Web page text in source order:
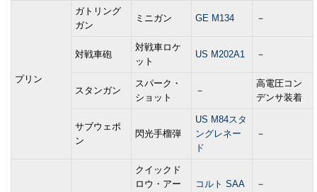
プリン
ガトリング
ガン
ミニガン GE M134 －
対戦車砲
対戦車ロケ
ット
US M202A1 －
スタンガン
スパーク・
ショット
－
高電圧コン
デンサ装着
サブウェポ
ン
閃光手榴弾
US M84スタ
ングレネー
ド
－
クイックド
ロウ・アー
コルト SAA －